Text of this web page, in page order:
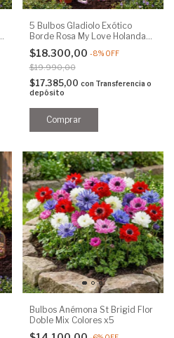
5 Bulbos Gladiolo Exótico
Borde Rosa My Love Holanda
14+
$18.300,00 -8% OFF
$19.990,00
$17.385,00 con Transferencia o
depósito
Bulbos Anémona St Brigid Flor
Doble Mix Colores x5